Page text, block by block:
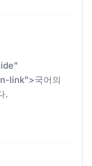
link">국어의
.